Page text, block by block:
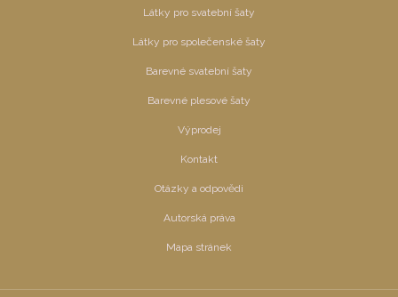
Látky pro svatební šaty
Látky pro společenské šaty
Barevné svatební šaty
Barevné plesové šaty
Výprodej
Kontakt
Otázky a odpovědi
Autorská práva
Mapa stránek